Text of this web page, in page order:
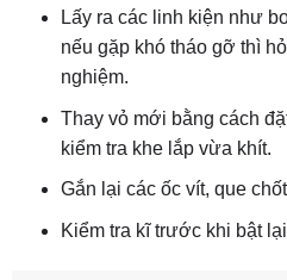
Lấy ra các linh kiện như
nếu gặp khó tháo gỡ thì
nghiệm.
Thay vỏ mới bằng cách
kiểm tra khe lắp vừa khít.
Gắn lại các ốc vít, que
Kiểm tra kĩ trước khi bật